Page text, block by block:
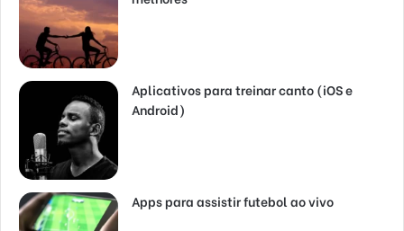
Aplicativos para treinar canto (iOS e
Android)
Apps para assistir futebol ao vivo